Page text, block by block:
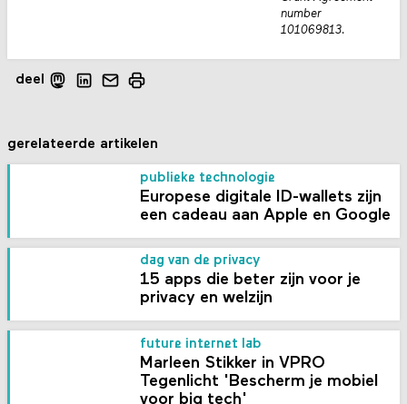
deel
number
101069813.
gerelateerde artikelen
publieke technologie
Europese digitale ID-wallets zijn
een cadeau aan Apple en Google
dag van de privacy
15 apps die beter zijn voor je
privacy en welzijn
future internet lab
Marleen Stikker in VPRO
Tegenlicht 'Bescherm je mobiel
voor big tech'